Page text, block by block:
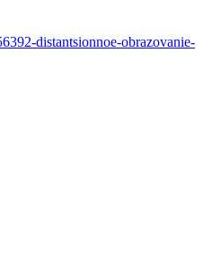
distantsionnoe-obrazovanie-